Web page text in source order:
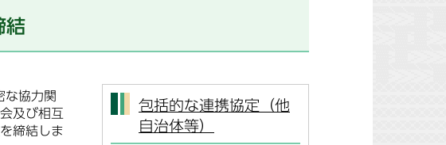
結
協力関
及び相互
締結しま
包括的な連携協定（他
自治体等）